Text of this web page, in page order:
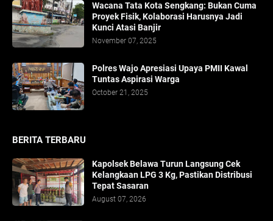
​Wacana Tata Kota Sengkang: Bukan Cuma
Proyek Fisik, Kolaborasi Harusnya Jadi
Kunci Atasi Banjir
November 07, 2025
Polres Wajo Apresiasi Upaya PMII Kawal
Tuntas Aspirasi Warga
October 21, 2025
BERITA TERBARU
Kapolsek Belawa Turun Langsung Cek
Kelangkaan LPG 3 Kg, Pastikan Distribusi
Tepat Sasaran
August 07, 2026